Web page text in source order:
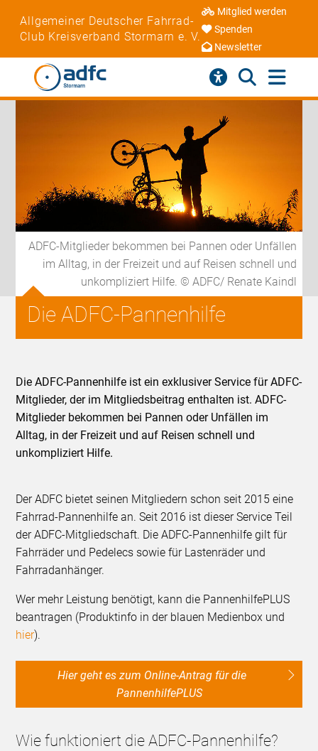
Allgemeiner Deutscher Fahrrad-
Club Kreisverband Stormarn e. V.
Mitglied werden
Spenden
Newsletter
ADFC-Mitglieder bekommen bei Pannen oder Unfällen
im Alltag, in der Freizeit und auf Reisen schnell und
unkompliziert Hilfe. © ADFC/ Renate Kaindl
Die ADFC-Pannenhilfe
Die ADFC-Pannenhilfe ist ein exklusiver Service für ADFC-
Mitglieder, der im Mitgliedsbeitrag enthalten ist. ADFC-
Mitglieder bekommen bei Pannen oder Unfällen im
Alltag, in der Freizeit und auf Reisen schnell und
unkompliziert Hilfe.
Der ADFC bietet seinen Mitgliedern schon seit 2015 eine
Fahrrad-Pannenhilfe an. Seit 2016 ist dieser Service Teil
der ADFC-Mitgliedschaft. Die ADFC-Pannenhilfe gilt für
Fahrräder und Pedelecs sowie für Lastenräder und
Fahrradanhänger.
Wer mehr Leistung benötigt, kann die PannenhilfePLUS
beantragen (Produktinfo in der blauen Medienbox und
hier).
Hier geht es zum Online-Antrag für die
PannenhilfePLUS
Wie funktioniert die ADFC-Pannenhilfe?